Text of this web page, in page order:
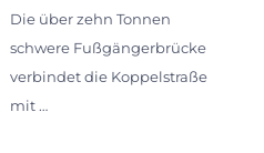
Die über zehn Tonnen
schwere Fußgängerbrücke
verbindet die Koppelstraße
mit …